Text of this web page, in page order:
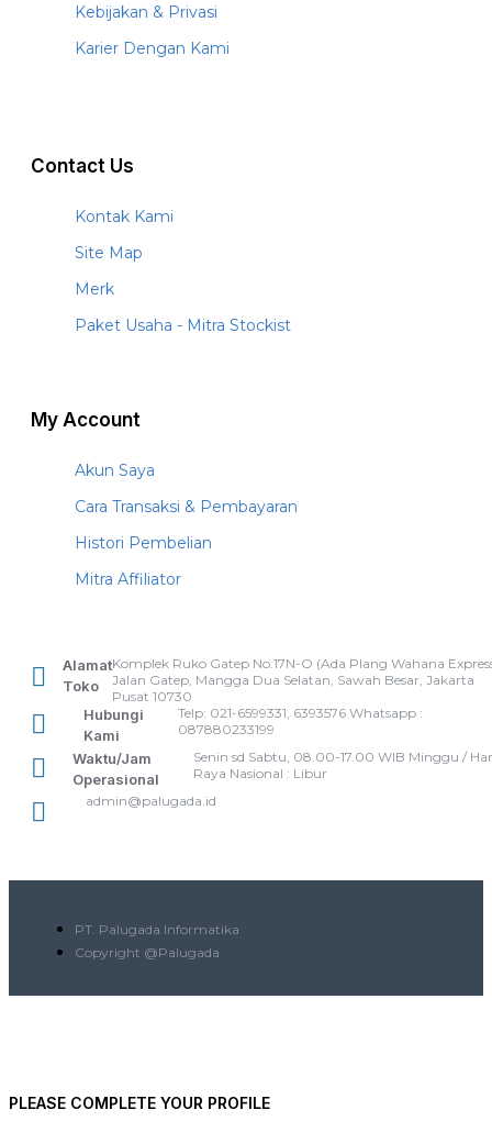
Kebijakan & Privasi
Karier Dengan Kami
Contact Us
Kontak Kami
Site Map
Merk
Paket Usaha - Mitra Stockist
My Account
Akun Saya
Cara Transaksi & Pembayaran
Histori Pembelian
Mitra Affiliator
Alamat
Toko
Komplek Ruko Gatep No.17N-O (Ada Plang Wahana
Jalan Gatep, Mangga Dua Selatan, Sawah Besar, Jakarta
Pusat 10730
Hubungi
Kami
Telp: 021-6599331, 6393576 Whatsapp :
087880233199
Waktu/Jam
Operasional
Senin sd Sabtu, 08.00-17.00 WIB Minggu /
Raya Nasional : Libur
admin@palugada.id
PT. Palugada Informatika
Copyright @Palugada
PLEASE COMPLETE YOUR PROFILE